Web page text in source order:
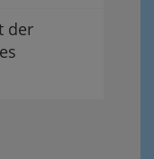
der